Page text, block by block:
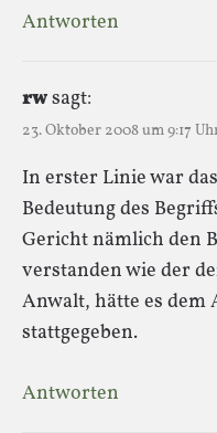
Antworten
rwsagt:
23. Oktober 2008 um 9:17
In erster Linie war
Bedeutung des
Gericht nämlich den
verstanden wie der
Anwalt, hätte es
stattgegeben.
Antworten